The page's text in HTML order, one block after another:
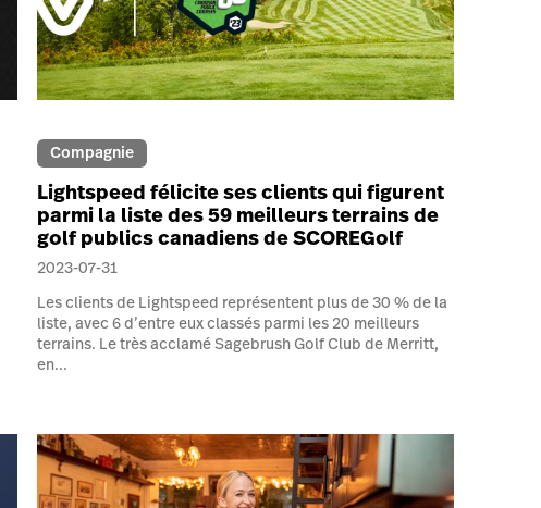
Compagnie
Lightspeed félicite ses clients qui figurent
parmi la liste des 59 meilleurs terrains de
golf publics canadiens de SCOREGolf
2023-07-31
Les clients de Lightspeed représentent plus de 30 % de la
liste, avec 6 d’entre eux classés parmi les 20 meilleurs
terrains. Le très acclamé Sagebrush Golf Club de Merritt,
en...